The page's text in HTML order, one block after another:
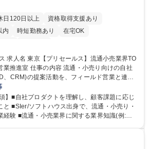
日120日以上
資格取得支援あり
内
時短勤務あり
在宅OK
界TO
小売り向けの自社
、CRM)の提案活動を、フィールド営業と連携
す。製品理解を軸に[どの製品を、どのような
を担います。 ■自社プロダクト（P
セールス活動 ■フィールド営業に帯同した製品
課題に応じた提案ストーリーの検討、提案支
業界TOPシェア/年間休日124日/営業推進室
】■自社プロダクトを理解し、顧客課題に応じ
■SIer/ソフトハウス出身で、流通・小売り・
経験 ■流通・小売業界に関する業界知識(例:小
チェンジ経験 ■チームや案件をまとめた経験